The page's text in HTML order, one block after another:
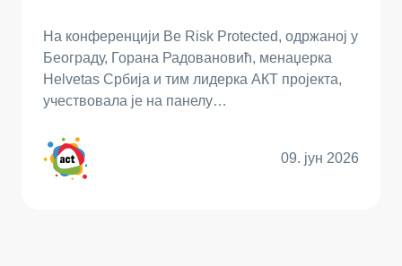
На конференцији Be Risk Protected, одржаној у
Београду, Горана Радовановић, менаџерка
Helvetas Србија и тим лидерка АКТ пројекта,
учествовала је на панелу…
09. јун 2026